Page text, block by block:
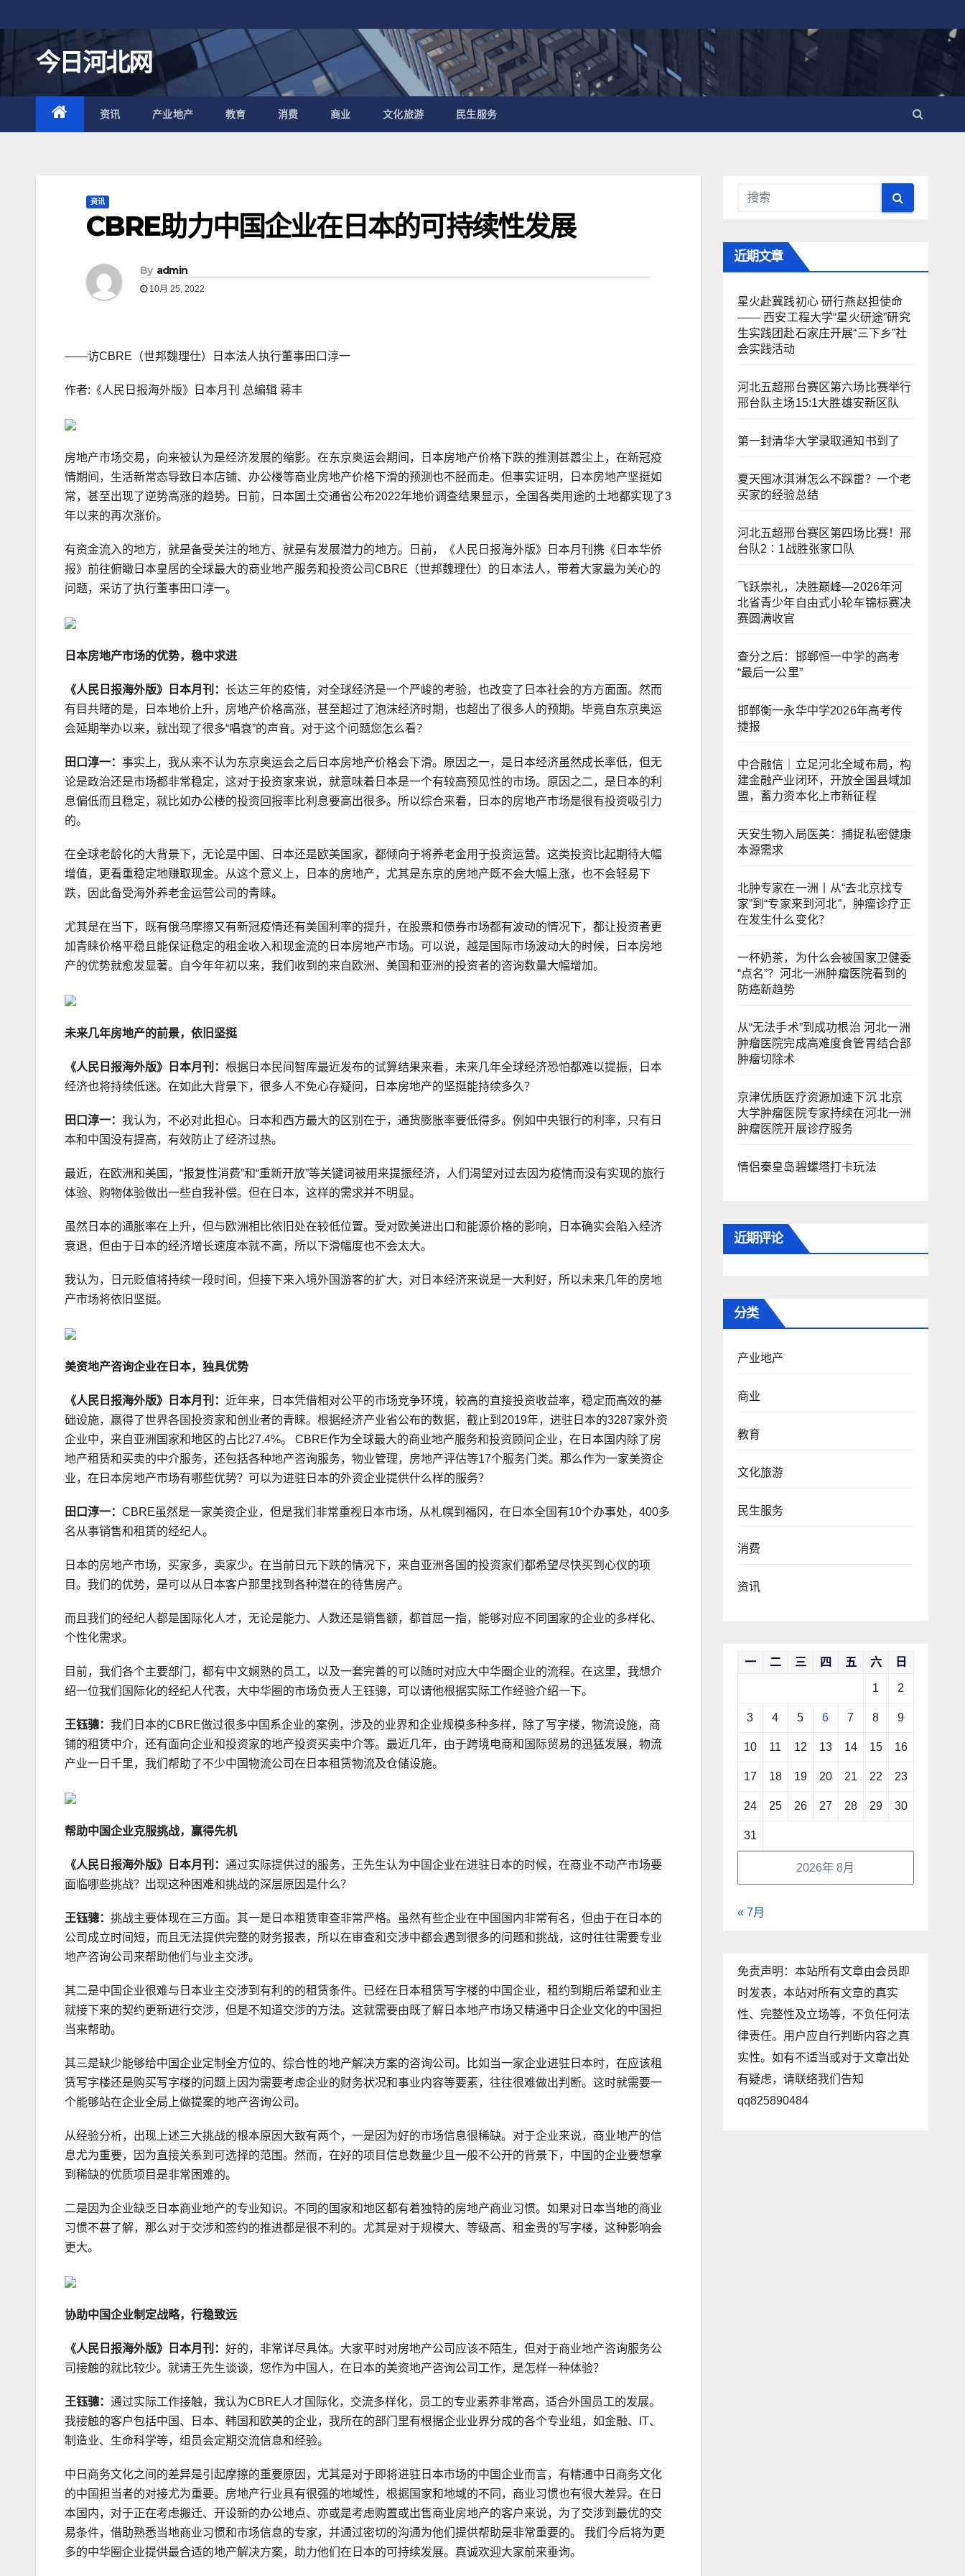
至
内
容
今日河北网
资讯 产业地产 教育 消费 商业 文化旅游 民生服务
资讯
CBRE助力中国企业在日本的可持续性发展
By admin
10月 25, 2022
——访CBRE（世邦魏理仕）日本法人执行董事田口淳一
作者:《人民日报海外版》日本月刊 总编辑 蒋丰
房地产市场交易，向来被认为是经济发展的缩影。在东京奥运会期间，日本房地产价格下跌的推测甚嚣尘上，在新冠疫
情期间，生活新常态导致日本店铺、办公楼等商业房地产价格下滑的预测也不胫而走。但事实证明，日本房地产坚挺如
常，甚至出现了逆势高涨的趋势。日前，日本国土交通省公布2022年地价调查结果显示，全国各类用途的土地都实现了3
年以来的再次涨价。
有资金流入的地方，就是备受关注的地方、就是有发展潜力的地方。日前，《人民日报海外版》日本月刊携《日本华侨
报》前往俯瞰日本皇居的全球最大的商业地产服务和投资公司CBRE（世邦魏理仕）的日本法人，带着大家最为关心的
问题，采访了执行董事田口淳一。
日本房地产市场的优势，稳中求进
《人民日报海外版》日本月刊： 长达三年的疫情，对全球经济是一个严峻的考验，也改变了日本社会的方方面面。然而
有目共睹的是，日本地价上升，房地产价格高涨，甚至超过了泡沫经济时期，也超出了很多人的预期。毕竟自东京奥运
会延期举办以来，就出现了很多“唱衰”的声音。对于这个问题您怎么看？
田口淳一： 事实上，我从来不认为东京奥运会之后日本房地产价格会下滑。原因之一，是日本经济虽然成长率低，但无
论是政治还是市场都非常稳定，这对于投资家来说，就意味着日本是一个有较高预见性的市场。原因之二，是日本的利
息偏低而且稳定，就比如办公楼的投资回报率比利息要高出很多。所以综合来看，日本的房地产市场是很有投资吸引力
的。
在全球老龄化的大背景下，无论是中国、日本还是欧美国家，都倾向于将养老金用于投资运营。这类投资比起期待大幅
增值，更看重稳定地赚取现金。从这个意义上，日本的房地产，尤其是东京的房地产既不会大幅上涨，也不会轻易下
跌，因此备受海外养老金运营公司的青睐。
尤其是在当下，既有俄乌摩擦又有新冠疫情还有美国利率的提升，在股票和债券市场都有波动的情况下，都让投资者更
加青睐价格平稳且能保证稳定的租金收入和现金流的日本房地产市场。可以说，越是国际市场波动大的时候，日本房地
产的优势就愈发显著。自今年年初以来，我们收到的来自欧洲、美国和亚洲的投资者的咨询数量大幅增加。
未来几年房地产的前景，依旧坚挺
《人民日报海外版》日本月刊： 根据日本民间智库最近发布的试算结果来看，未来几年全球经济恐怕都难以提振，日本
经济也将持续低迷。在如此大背景下，很多人不免心存疑问，日本房地产的坚挺能持续多久？
田口淳一： 我认为，不必对此担心。日本和西方最大的区别在于，通货膨胀率要低得多。例如中央银行的利率，只有日
本和中国没有提高，有效防止了经济过热。
最近，在欧洲和美国，“报复性消费”和“重新开放”等关键词被用来提振经济，人们渴望对过去因为疫情而没有实现的旅行
体验、购物体验做出一些自我补偿。但在日本，这样的需求并不明显。
虽然日本的通胀率在上升，但与欧洲相比依旧处在较低位置。受对欧美进出口和能源价格的影响，日本确实会陷入经济
衰退，但由于日本的经济增长速度本就不高，所以下滑幅度也不会太大。
我认为，日元贬值将持续一段时间，但接下来入境外国游客的扩大，对日本经济来说是一大利好，所以未来几年的房地
产市场将依旧坚挺。
美资地产咨询企业在日本，独具优势
《人民日报海外版》日本月刊： 近年来，日本凭借相对公平的市场竞争环境，较高的直接投资收益率，稳定而高效的基
础设施，赢得了世界各国投资家和创业者的青睐。根据经济产业省公布的数据，截止到2019年，进驻日本的3287家外资
企业中，来自亚洲国家和地区的占比27.4%。 CBRE作为全球最大的商业地产服务和投资顾问企业，在日本国内除了房
地产租赁和买卖的中介服务，还包括各种地产咨询服务，物业管理，房地产评估等17个服务门类。那么作为一家美资企
业，在日本房地产市场有哪些优势？可以为进驻日本的外资企业提供什么样的服务？
田口淳一： CBRE虽然是一家美资企业，但是我们非常重视日本市场，从札幌到福冈，在日本全国有10个办事处，400多
名从事销售和租赁的经纪人。
日本的房地产市场，买家多，卖家少。在当前日元下跌的情况下，来自亚洲各国的投资家们都希望尽快买到心仪的项
目。我们的优势，是可以从日本客户那里找到各种潜在的待售房产。
而且我们的经纪人都是国际化人才，无论是能力、人数还是销售额，都首屈一指，能够对应不同国家的企业的多样化、
个性化需求。
目前，我们各个主要部门，都有中文娴熟的员工，以及一套完善的可以随时对应大中华圈企业的流程。在这里，我想介
绍一位我们国际化的经纪人代表，大中华圈的市场负责人王钰骢，可以请他根据实际工作经验介绍一下。
王钰骢： 我们日本的CBRE做过很多中国系企业的案例，涉及的业界和企业规模多种多样，除了写字楼，物流设施，商
铺的租赁中介，还有面向企业和投资家的地产投资买卖中介等。最近几年，由于跨境电商和国际贸易的迅猛发展，物流
产业一日千里，我们帮助了不少中国物流公司在日本租赁物流及仓储设施。
帮助中国企业克服挑战，赢得先机
《人民日报海外版》日本月刊： 通过实际提供过的服务，王先生认为中国企业在进驻日本的时候，在商业不动产市场要
面临哪些挑战？出现这种困难和挑战的深层原因是什么？
王钰骢： 挑战主要体现在三方面。其一是日本租赁审查非常严格。虽然有些企业在中国国内非常有名，但由于在日本的
公司成立时间短，而且无法提供完整的财务报表，所以在审查和交涉中都会遇到很多的问题和挑战，这时往往需要专业
地产咨询公司来帮助他们与业主交涉。
其二是中国企业很难与日本业主交涉到有利的的租赁条件。已经在日本租赁写字楼的中国企业，租约到期后希望和业主
就接下来的契约更新进行交涉，但是不知道交涉的方法。这就需要由既了解日本地产市场又精通中日企业文化的中国担
当来帮助。
其三是缺少能够给中国企业定制全方位的、综合性的地产解决方案的咨询公司。比如当一家企业进驻日本时，在应该租
赁写字楼还是购买写字楼的问题上因为需要考虑企业的财务状况和事业内容等要素，往往很难做出判断。这时就需要一
个能够站在企业全局上做提案的地产咨询公司。
从经验分析，出现上述三大挑战的根本原因大致有两个，一是因为好的市场信息很稀缺。对于企业来说，商业地产的信
息尤为重要，因为直接关系到可选择的范围。然而，在好的项目信息数量少且一般不公开的背景下，中国的企业要想拿
到稀缺的优质项目是非常困难的。
二是因为企业缺乏日本商业地产的专业知识。不同的国家和地区都有着独特的房地产商业习惯。如果对日本当地的商业
习惯不甚了解，那么对于交涉和签约的推进都是很不利的。尤其是对于规模大、等级高、租金贵的写字楼，这种影响会
更大。
协助中国企业制定战略，行稳致远
《人民日报海外版》日本月刊： 好的，非常详尽具体。大家平时对房地产公司应该不陌生，但对于商业地产咨询服务公
司接触的就比较少。就请王先生谈谈，您作为中国人，在日本的美资地产咨询公司工作，是怎样一种体验？
王钰骢： 通过实际工作接触，我认为CBRE人才国际化，交流多样化，员工的专业素养非常高，适合外国员工的发展。
我接触的客户包括中国、日本、韩国和欧美的企业，我所在的部门里有根据企业业界分成的各个专业组，如金融、IT、
制造业、生命科学等，组员会定期交流信息和经验。
中日商务文化之间的差异是引起摩擦的重要原因，尤其是对于即将进驻日本市场的中国企业而言，有精通中日商务文化
的中国担当者的对接尤为重要。房地产行业具有很强的地域性，根据国家和地域的不同，商业习惯也有很大差异。在日
本国内，对于正在考虑搬迁、开设新的办公地点、亦或是考虑购置或出售商业房地产的客户来说，为了交涉到最优的交
易条件，借助熟悉当地商业习惯和市场信息的专家，并通过密切的沟通为他们提供帮助是非常重要的。 我们今后将为更
多的中华圈企业提供最合适的地产解决方案，助力他们在日本的可持续发展。真诚欢迎大家前来垂询。
近期文章
星火赴冀践初心 研行燕赵担使命
—— 西安工程大学“星火研途”研究
生实践团赴石家庄开展“三下乡”社
会实践活动
河北五超邢台赛区第六场比赛举行
邢台队主场15:1大胜雄安新区队
第一封清华大学录取通知书到了
夏天囤冰淇淋怎么不踩雷？一个老
买家的经验总结
河北五超邢台赛区第四场比赛！邢
台队2∶1战胜张家口队
飞跃崇礼，决胜巅峰—2026年河
北省青少年自由式小轮车锦标赛决
赛圆满收官
查分之后：邯郸恒一中学的高考
“最后一公里”
邯郸衡一永华中学2026年高考传
捷报
中合融信｜立足河北全域布局，构
建金融产业闭环，开放全国县域加
盟，蓄力资本化上市新征程
天安生物入局医美：捕捉私密健康
本源需求
北肿专家在一洲丨从“去北京找专
家”到“专家来到河北”，肿瘤诊疗正
在发生什么变化？
一杯奶茶，为什么会被国家卫健委
“点名”？河北一洲肿瘤医院看到的
防癌新趋势
从“无法手术”到成功根治 河北一洲
肿瘤医院完成高难度食管胃结合部
肿瘤切除术
京津优质医疗资源加速下沉 北京
大学肿瘤医院专家持续在河北一洲
肿瘤医院开展诊疗服务
情侣秦皇岛碧螺塔打卡玩法
近期评论
分类
产业地产
商业
教育
文化旅游
民生服务
消费
资讯
2026年 8月
一 二 三 四 五 六 日
1 2
3 4 5 6 7 8 9
10 11 12 13 14 15 16
17 18 19 20 21 22 23
24 25 26 27 28 29 30
31
« 7月
免责声明：本站所有文章由会员即
时发表，本站对所有文章的真实
性、完整性及立场等，不负任何法
律责任。用户应自行判断内容之真
实性。如有不适当或对于文章出处
有疑虑，请联络我们告知
qq825890484